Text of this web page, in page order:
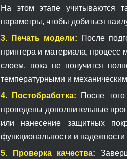
На этом этапе учитываются
параметры, чтобы добиться
3. Печать модели: После
принтера и материала, процесс
слоем, пока не получится
температурными и
4. Постобработка: После
проведены дополнительные
или нанесение защитных
функциональности и надежности
5. Проверка качества: